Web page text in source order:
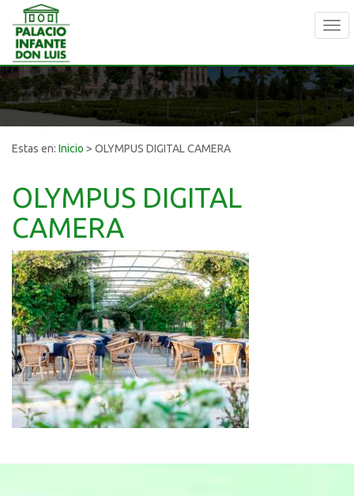
Estas en: Inicio > OLYMPUS DIGITAL CAMERA
OLYMPUS DIGITAL
CAMERA